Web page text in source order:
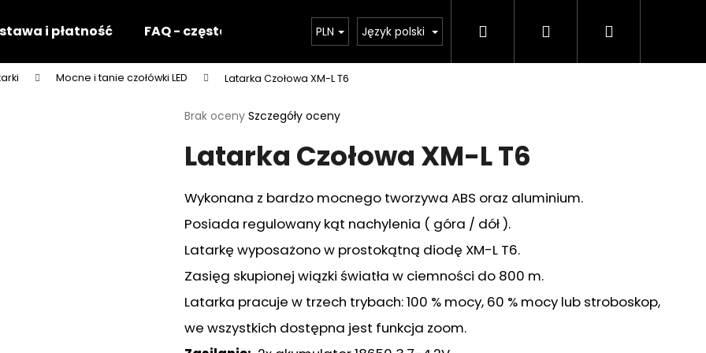
i płatność FAQ - częste pytania Nasz sklep Ważne zmiany legislacyjne od 1 stycznia
PLN Język polski Szukaj Zaloguj Koszyk
Mocne i tanie czołówki LED Latarka Czołowa XM-L T6
Średnia
produktu
wynosi
na
5
gwiazdek.
Brak oceny Szczegóły oceny
Latarka Czołowa XM-L T6
Wykonana z bardzo mocnego tworzywa ABS oraz aluminium.
Posiada regulowany kąt nachylenia ( góra / dół ).
Latarkę wyposażono w prostokątną diodę XM-L T6.
Zasięg skupionej wiązki światła w ciemności do 800 m.
Latarka pracuje w trzech trybach: 100 % mocy, 60 % mocy lub stroboskop,
we wszystkich dostępna jest funkcja zoom.
Czego szukasz?
SZUKAJ
Następne